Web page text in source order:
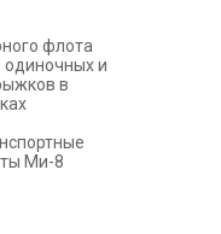
флота
и
в
Ми-8